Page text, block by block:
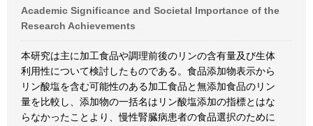
Academic Significance and Societal Importance of the
Research Achievements
本研究は主に加工食品や調理前後のリンの含有量及び生体
利用性について検討したものである。食品添加物表示から
リン酸塩を含む可能性のある加工食品と無添加食品のリン
量を比較し、添加物の一括名はリン酸塩添加の指標とはな
らなかったことより、慢性腎臓病患者の食品選択のために